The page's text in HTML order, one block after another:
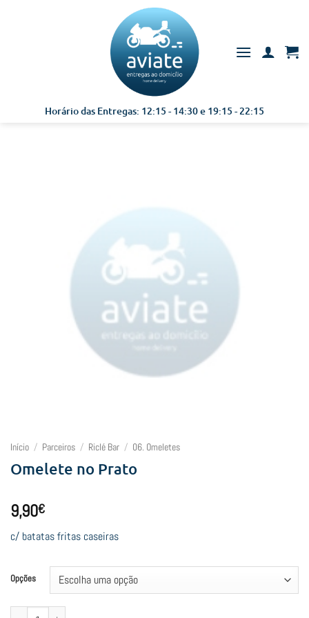
Horário das Entregas: 12:15 - 14:30 e 19:15 - 22:15
Início / Parceiros / Riclé Bar / 06. Omeletes
Omelete no Prato
9,90€
c/ batatas fritas caseiras
Opções
Quantidade de Omelete no Prato